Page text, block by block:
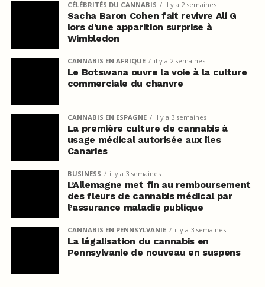
CÉLÉBRITÉS DU CANNABIS il y a 2 semaines
Sacha Baron Cohen fait revivre Ali G
lors d’une apparition surprise à
Wimbledon
CANNABIS EN AFRIQUE il y a 2 semaines
Le Botswana ouvre la voie à la culture
commerciale du chanvre
CANNABIS EN ESPAGNE il y a 3 semaines
La première culture de cannabis à
usage médical autorisée aux îles
Canaries
BUSINESS il y a 3 semaines
L’Allemagne met fin au remboursement
des fleurs de cannabis médical par
l’assurance maladie publique
CANNABIS EN PENNSYLVANIE il y a 3 semaines
La légalisation du cannabis en
Pennsylvanie de nouveau en suspens